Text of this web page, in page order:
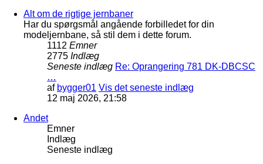
Alt om de rigtige jernbaner
Har du spørgsmål angående forbilledet for din
modeljernbane, så stil dem i dette forum.
1112 Emner
2775 Indlæg
Seneste indlæg Re: Oprangering 781 DK-DBCSC
…
af bygger01 Vis det seneste indlæg
12 maj 2026, 21:58
Andet
Emner
Indlæg
Seneste indlæg